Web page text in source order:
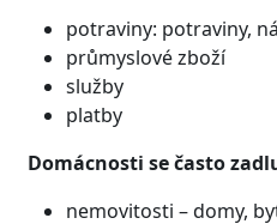
potraviny: potraviny,
průmyslové zboží
služby
platby
Domácnosti se často
nemovitosti – domy,